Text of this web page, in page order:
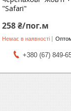
"Safari"
258 ₴/пог.м
Немає в наявності Оптом
+380 (67) 849-